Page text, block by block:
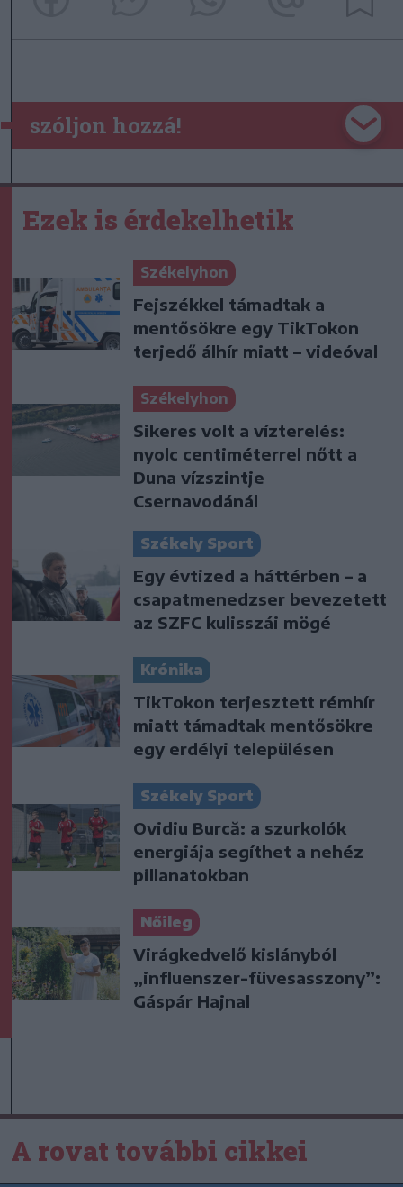
szóljon hozzá!
Ezek is érdekelhetik
Székelyhon
Fejszékkel támadtak a
mentősökre egy TikTokon
terjedő álhír miatt – videóval
Székelyhon
Sikeres volt a vízterelés:
nyolc centiméterrel nőtt a
Duna vízszintje
Csernavodánál
Székely Sport
Egy évtized a háttérben – a
csapatmenedzser bevezetett
az SZFC kulisszái mögé
Krónika
TikTokon terjesztett rémhír
miatt támadtak mentősökre
egy erdélyi településen
Székely Sport
Ovidiu Burcă: a szurkolók
energiája segíthet a nehéz
pillanatokban
Nőileg
Virágkedvelő kislányból
„influenszer-füvesasszony”:
Gáspár Hajnal
A rovat további cikkei